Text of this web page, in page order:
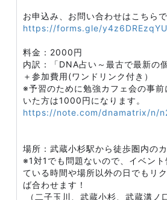
お申込み、お問い合わせはこちらで
https://forms.gle/
料金：2000円
内訳：「DNA占い～最古で最新の
＋参加費用(ワンドリンク付き）
※予習のために勉強カフェ会の事
いた方は1000円になります。
https://note.com/dnamatrix/n/
場所：武蔵小杉駅から徒歩圏内の
※1対1でも問題ないので、イベン
ている時間や場所以外の日でもリ
ば合わせます！
（二子玉川、武蔵小杉、武蔵溝ノ